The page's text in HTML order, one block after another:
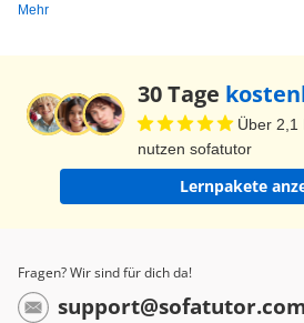
Mehr
30 Tage
Über 2,1
nutzen sofatutor
Lernpakete
Fragen? Wir sind für dich da!